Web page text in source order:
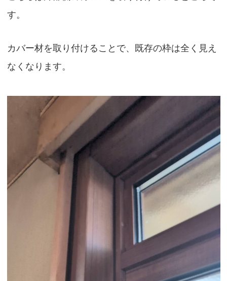
す。
カバー材を取り付けることで、既存の枠は全く見え
なくなります。